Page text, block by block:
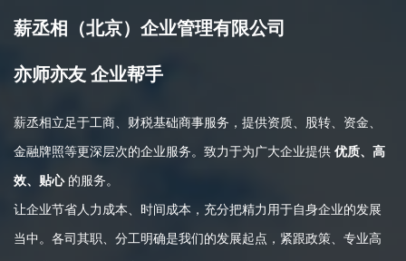
薪丞相（北京）企业管理有限公司
亦师亦友 企业帮手
薪丞相立足于工商、财税基础商事服务，提供资质、股转、资金、
金融牌照等更深层次的企业服务。致力于为广大企业提供 优质、高
效、贴心 的服务。
让企业节省人力成本、时间成本，充分把精力用于自身企业的发展
当中。各司其职、分工明确是我们的发展起点，紧跟政策、专业高